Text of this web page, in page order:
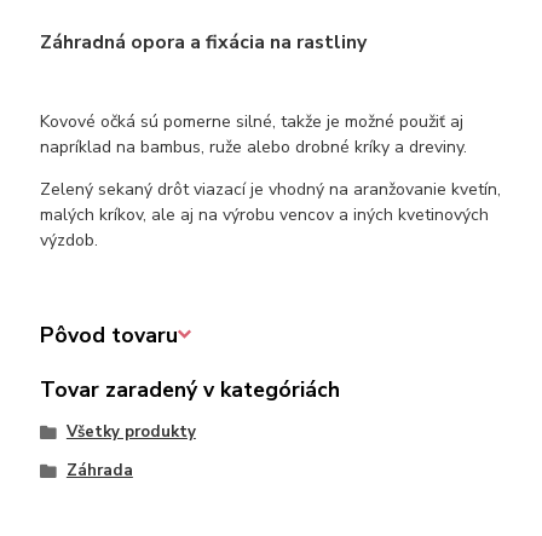
Záhradná opora a fixácia na rastliny
Kovové očká sú pomerne silné, takže je možné použiť aj
napríklad na bambus, ruže alebo drobné kríky a dreviny.
Zelený sekaný drôt viazací je vhodný na aranžovanie kvetín,
malých kríkov, ale aj na výrobu vencov a iných kvetinových
výzdob.
Pôvod tovaru
Tovar zaradený v kategóriách
Všetky produkty
Záhrada